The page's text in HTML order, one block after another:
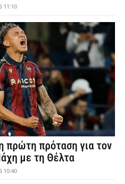
11:10
πρώτη πρόταση για τον
με τη Θέλτα
10:40